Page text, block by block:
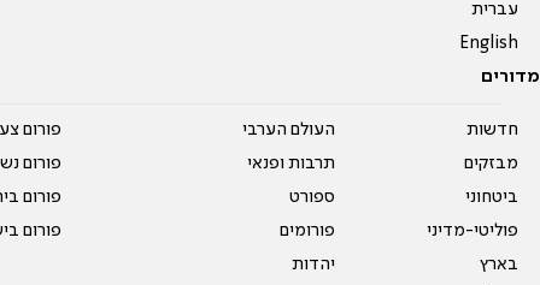
עברית
English
מדורים
חדשות
מבזקים
ביטחוני
פוליטי-מדיני
בארץ
העולם הערבי
תרבות ופנאי
ספורט
פורומים
יהדות
פורום
פורום
פורום
פורום